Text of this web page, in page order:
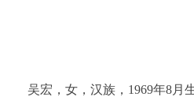
吴宏，女，汉族，1969年8月